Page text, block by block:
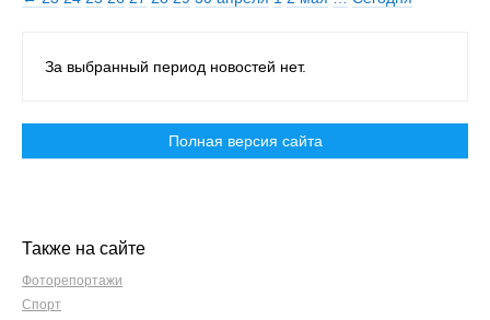
За выбранный период новостей нет.
Полная версия сайта
Также на сайте
Фоторепортажи
Спорт